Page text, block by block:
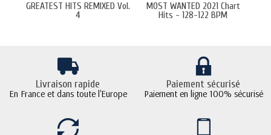
GREATEST HITS REMIXED Vol.
4
MOST WANTED 2021 Chart
Hits - 128-122 BPM
Livraison rapide
En France et dans toute l'Europe
Paiement sécurisé
Paiement en ligne 100% sécurisé